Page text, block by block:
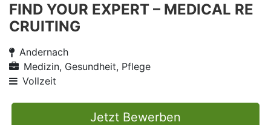
FIND YOUR EXPERT – MEDICAL RE
CRUITING
Andernach
Medizin, Gesundheit, Pflege
Vollzeit
Jetzt Bewerben